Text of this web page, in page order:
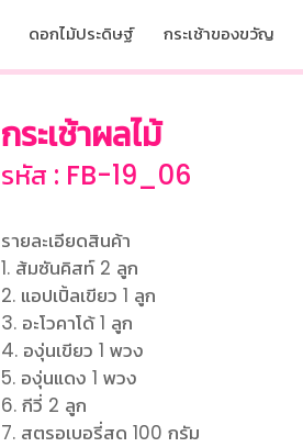
ดอกไม้ประดิษฐ์ กระเช้าของขวัญ
กระเช้าผลไม้
รหัส : FB-19_06
รายละเอียดสินค้า
1. ส้มซันคิสท์ 2 ลูก
2. แอปเปิ้ลเขียว 1 ลูก
3. อะโวคาโด้ 1 ลูก
4. องุ่นเขียว 1 พวง
5. องุ่นแดง 1 พวง
6. กีวี่ 2 ลูก
7. สตรอเบอรี่สด 100 กรัม